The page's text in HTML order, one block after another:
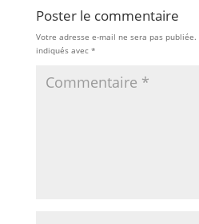
Poster le commentaire
Votre adresse e-mail ne sera pas publiée.
indiqués avec *